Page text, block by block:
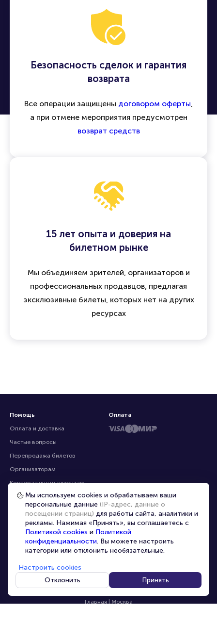
Безопасность сделок и гарантия
возврата
Все операции защищены договором оферты
а при отмене мероприятия предусмотрен
возврат средств
15 лет опыта и доверия на
билетном рынке
Мы объединяем зрителей, организаторов и
профессиональных продавцов, предлагая
эксклюзивные билеты, которых нет на других
ресурсах
Помощь
Оплата и доставка
Частые вопросы
Перепродажа билетов
Организаторам
Корпоративным клиентам
VIP-билеты
Условия использования
Персональные данные
Контакты
Карта сайта
Управление cookies
8-800-500-42-62
info@portalbilet.ru
Все площадки
Оплата
Главная | Москва
Мы используем cookies и обрабатываем ваши
персональные данные (IP-адрес, данные о
посещении страниц) для работы сайта, аналитики и
рекламы. Нажимая «Принять», вы соглашаетесь с
Политикой cookies и Политикой
конфиденциальности. Вы можете настроить
категории или отклонить необязательные.
Настроить cookies
Отклонить
Принять